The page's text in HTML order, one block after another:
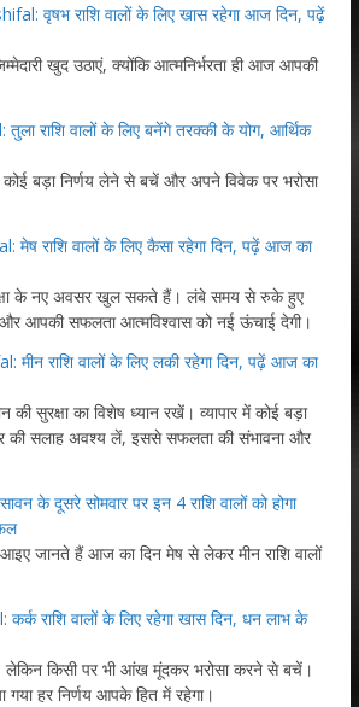
वृषभ राशि वालों के लिए खास रहेगा आज दिन, पढ़ें
खुद उठाएं, क्योंकि आत्मनिर्भरता ही आज आपकी
राशि वालों के लिए बनेंगे तरक्की के योग, आर्थिक
कोई बड़ा निर्णय लेने से बचें और अपने विवेक पर भरोसा
राशि वालों के लिए कैसा रहेगा दिन, पढ़ें आज का
शिक्षा के नए अवसर खुल सकते हैं। लंबे समय से रुके हुए
आपकी सफलता आत्मविश्वास को नई ऊंचाई देगी।
राशि वालों के लिए लकी रहेगा दिन, पढ़ें आज का
की सुरक्षा का विशेष ध्यान रखें। व्यापार में कोई बड़ा
की सलाह अवश्य लें, इससे सफलता की संभावना और
के दूसरे सोमवार पर इन 4 राशि वालों को होगा
जानते हैं आज का दिन मेष से लेकर मीन राशि वालों
राशि वालों के लिए रहेगा खास दिन, धन लाभ के
लेकिन किसी पर भी आंख मूंदकर भरोसा करने से बचें।
हर निर्णय आपके हित में रहेगा।